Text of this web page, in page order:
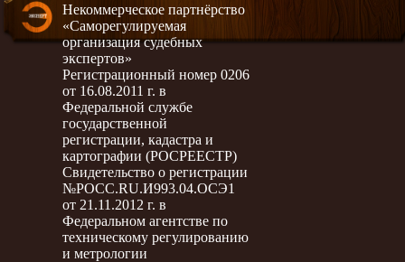
Некоммерческое партнёрство
«Саморегулируемая
организация судебных
экспертов»
Регистрационный номер 0206
от 16.08.2011 г. в
Федеральной службе
государственной
регистрации, кадастра и
картографии (РОСРЕЕСТР)
Свидетельство о регистрации
№РОСС.RU.И993.04.ОСЭ1
от 21.11.2012 г. в
Федеральном агентстве по
техническому регулированию
и метрологии